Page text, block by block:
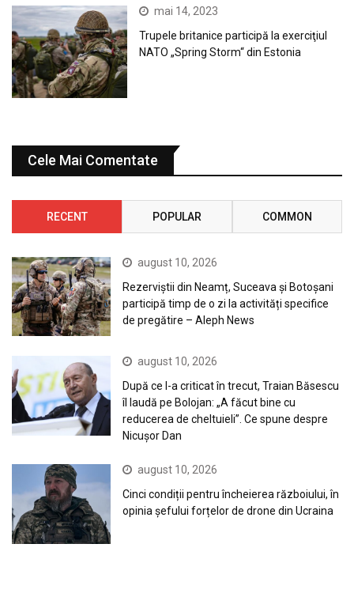
mai 14, 2023
Trupele britanice participă la exerciţiul
NATO „Spring Storm“ din Estonia
Cele Mai Comentate
RECENT POPULAR COMMON
august 10, 2026
Rezerviștii din Neamț, Suceava și Botoșani
participă timp de o zi la activități specifice
de pregătire – Aleph News
august 10, 2026
După ce l-a criticat în trecut, Traian Băsescu
îl laudă pe Bolojan: „A făcut bine cu
reducerea de cheltuieli”. Ce spune despre
Nicușor Dan
august 10, 2026
Cinci condiții pentru încheierea războiului, în
opinia șefului forțelor de drone din Ucraina